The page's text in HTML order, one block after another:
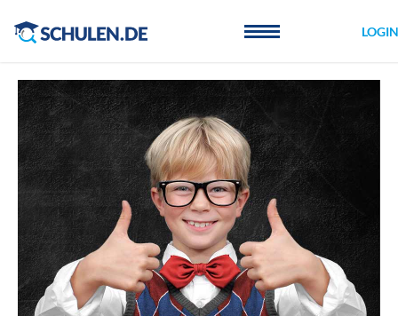
LOGIN